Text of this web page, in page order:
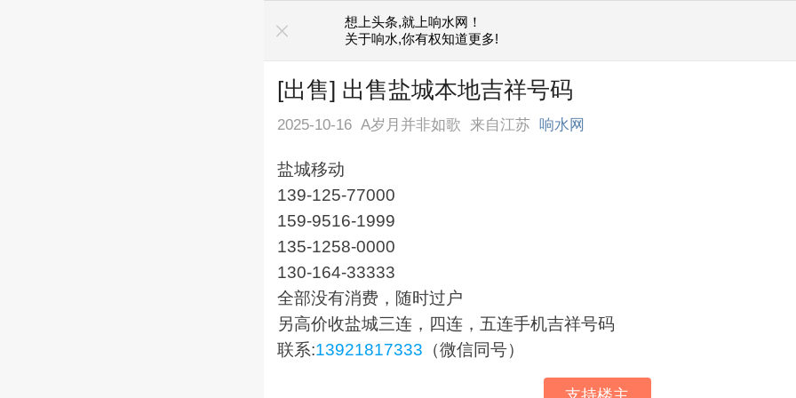
想上头条,就上响水网！
关于响水,你有权知道更多!
[出售] 出售盐城本地吉祥号码
2025-10-16 A岁月并非如歌 来自江苏 响水网
盐城移动
139-125-77000
159-9516-1999
135-1258-0000
130-164-33333
全部没有消费，随时过户
另高价收盐城三连，四连，五连手机吉祥号码
联系:13921817333 （微信同号）